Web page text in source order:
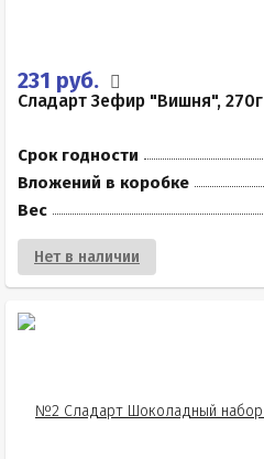
231 руб.
Сладарт Зефир "Вишня", 270г
Срок годности
Вложений в коробке
Вес
Нет в наличии